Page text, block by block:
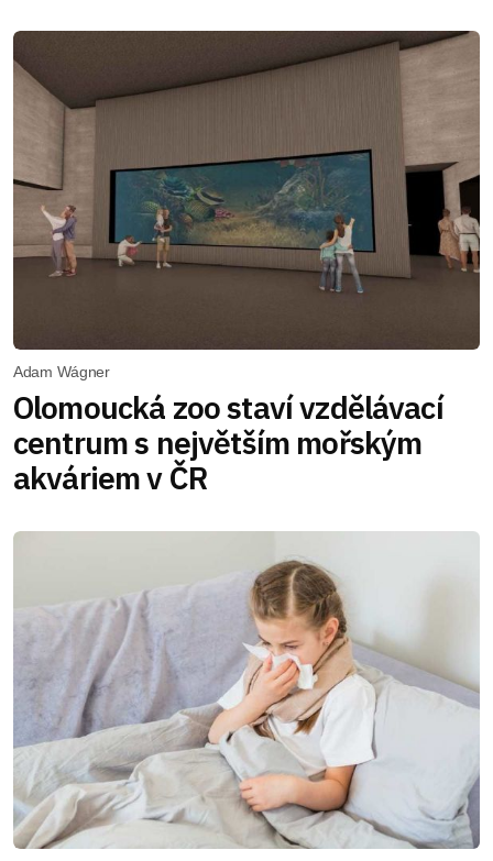
Adam Wágner
Olomoucká zoo staví vzdělávací
centrum s největším mořským
akváriem v ČR